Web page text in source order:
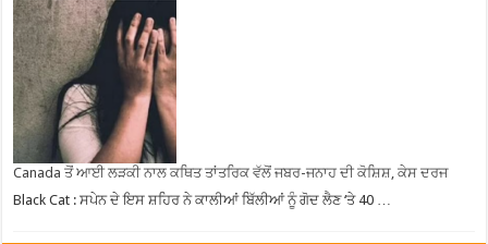
Canada ਤੋਂ ਆਈ ਲੜਕੀ ਨਾਲ ਕਥਿਤ ਤਾਂਤਰਿਕ ਵੱਲੋਂ ਜਬਰ-ਜਨਾਹ ਦੀ ਕੋਸ਼ਿਸ਼, ਕੇਸ ਦਰਜ
Black Cat : ਸਪੇਨ ਦੇ ਇਸ ਸ਼ਹਿਰ ਨੇ ਕਾਲੀਆਂ ਬਿੱਲੀਆਂ ਨੂੰ ਗੋਦ ਲੈਣ ‘ਤੇ 40 …